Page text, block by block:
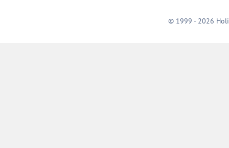
© 1999 - 2026